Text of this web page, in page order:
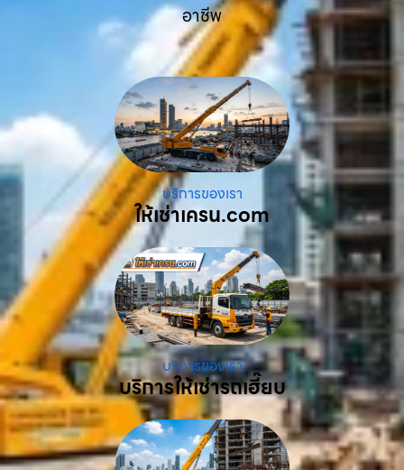
อาชีพ
บริการของเรา
ให้เช่าเครน.com
บริการของเรา
บริการให้เช่ารถเฮี๊ยบ